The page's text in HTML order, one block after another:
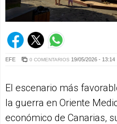
EFE 0 COMENTARIOS 19/05/2026 - 13:14
El escenario más
la guerra en Oriente
económico de Canarias,